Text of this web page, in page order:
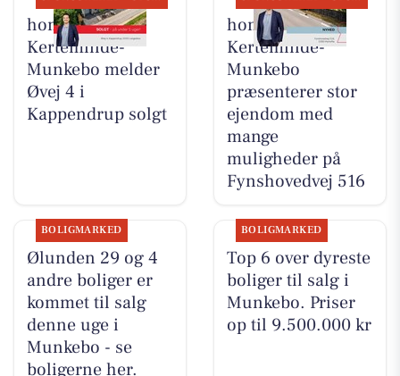
home
Kerteminde-
Munkebo melder
Øvej 4 i
Kappendrup solgt
home
Kerteminde-
Munkebo
præsenterer stor
ejendom med
mange
muligheder på
Fynshovedvej 516
BOLIGMARKED
Ølunden 29 og 4
andre boliger er
kommet til salg
denne uge i
Munkebo - se
boligerne her.
BOLIGMARKED
Top 6 over dyreste
boliger til salg i
Munkebo. Priser
op til 9.500.000 kr